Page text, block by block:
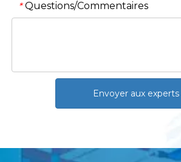
* Questions/Commentaires
Envoyer aux experts